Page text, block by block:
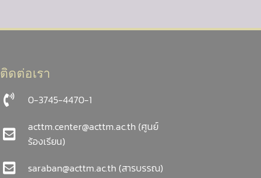
ติดต่อเรา
0-3745-4470-1
acttm.center@acttm.ac.th (ศูนย์
ร้องเรียน)
saraban@acttm.ac.th (สารบรรณ)